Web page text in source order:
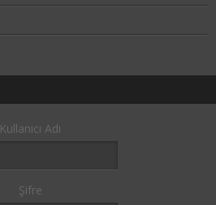
Kullanıcı Adı
Şifre